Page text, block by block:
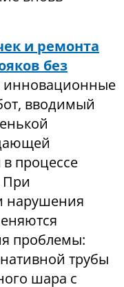
и ремонта
без
инновационные
вводимый
процессе
При
нарушения
проблемы:
трубы
шара с